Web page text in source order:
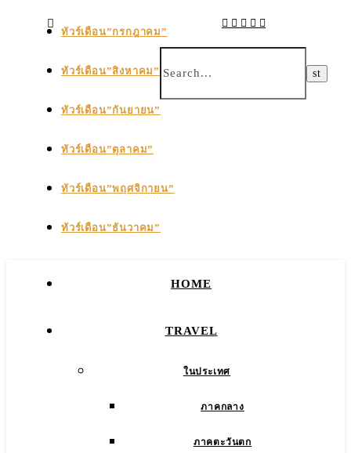
ทัวร์เดือน”กรกฎาคม”
ทัวร์เดือน”สิงหาคม”
ทัวร์เดือน”กันยายน”
ทัวร์เดือน”ตุลาคม”
ทัวร์เดือน”พฤศจิกายน”
ทัวร์เดือน”ธันวาคม”
HOME
TRAVEL
ในประเทศ
ภาคกลาง
ภาคตะวันตก